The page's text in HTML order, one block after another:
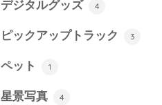
デジタルグッズ 4
ピックアップトラック 3
ペット 1
星景写真 4